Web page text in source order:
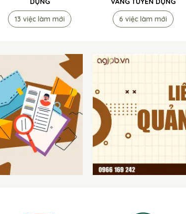
13 việc làm mới
6 việc làm mới